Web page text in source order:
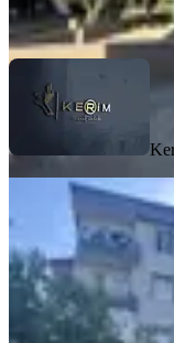
Ara
SİTE İÇİ
3+1